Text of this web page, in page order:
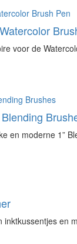
voor de
en moderne 1”
inktkussentjes en